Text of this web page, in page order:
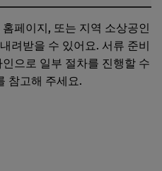
페이지, 또는 지역 소상공인
려받을 수 있어요. 서류 준비
으로 일부 절차를 진행할 수
참고해 주세요.